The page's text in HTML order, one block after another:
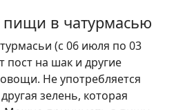
в чатурмасью
(c 06 июля по 03
пост на шак и другие
Не употребляется
зелень, которая